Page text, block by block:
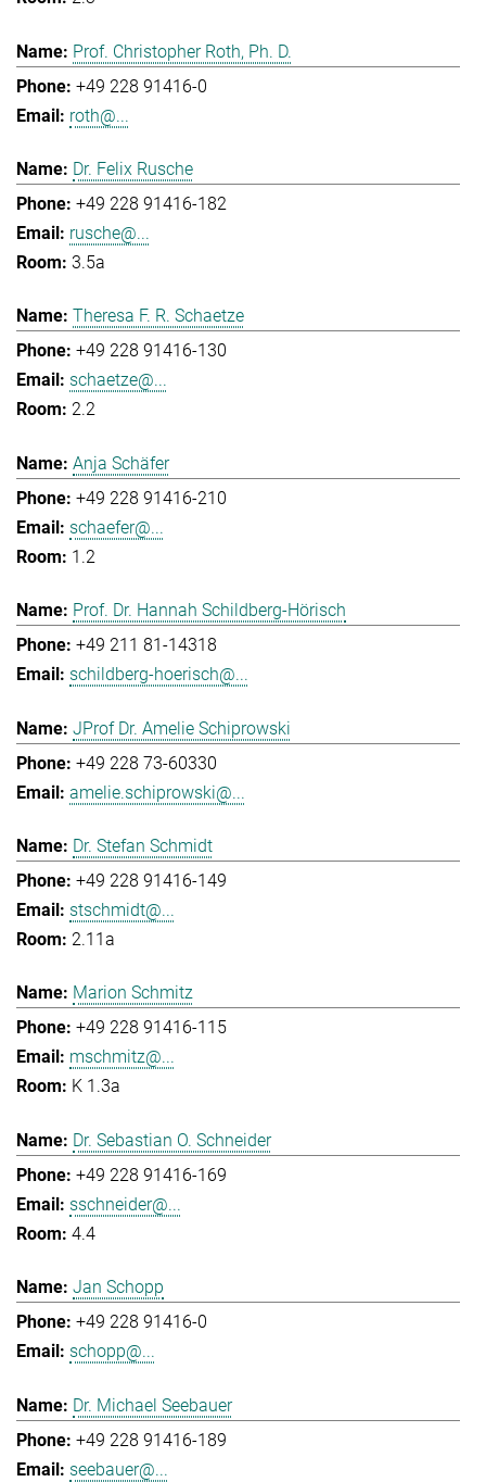
Prof. Christopher Roth, Ph. D.
+49 228 91416-0
roth@...
Dr. Felix Rusche
+49 228 91416-182
rusche@...
3.5a
Theresa F. R. Schaetze
+49 228 91416-130
schaetze@...
2.2
Anja Schäfer
+49 228 91416-210
schaefer@...
1.2
Prof. Dr. Hannah Schildberg-Hörisch
+49 211 81-14318
schildberg-hoerisch@...
JProf Dr. Amelie Schiprowski
+49 228 73-60330
amelie.schiprowski@...
Dr. Stefan Schmidt
+49 228 91416-149
stschmidt@...
2.11a
Marion Schmitz
+49 228 91416-115
mschmitz@...
K 1.3a
Dr. Sebastian O. Schneider
+49 228 91416-169
sschneider@...
4.4
Jan Schopp
+49 228 91416-0
schopp@...
Dr. Michael Seebauer
+49 228 91416-189
seebauer@...